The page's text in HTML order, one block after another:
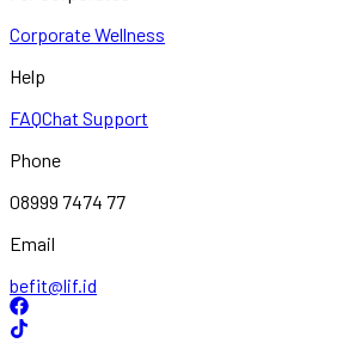
Corporate Wellness
Help
FAQChat Support
Phone
08999 7474 77
Email
befit@lif.id